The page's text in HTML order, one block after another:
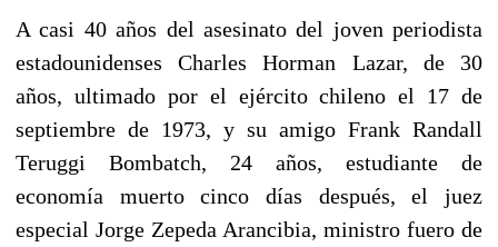
A casi 40 años del asesinato del joven periodista
estadounidenses Charles Horman Lazar, de 30
años, ultimado por el ejército chileno el 17 de
septiembre de 1973, y su amigo Frank Randall
Teruggi Bombatch, 24 años, estudiante de
economía muerto cinco días después, el juez
especial Jorge Zepeda Arancibia, ministro fuero de